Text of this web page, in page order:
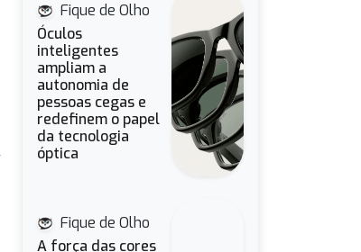
Fique de Olho
Óculos
inteligentes
ampliam a
autonomia de
pessoas cegas e
redefinem o papel
da tecnologia
óptica
Fique de Olho
A força das cores